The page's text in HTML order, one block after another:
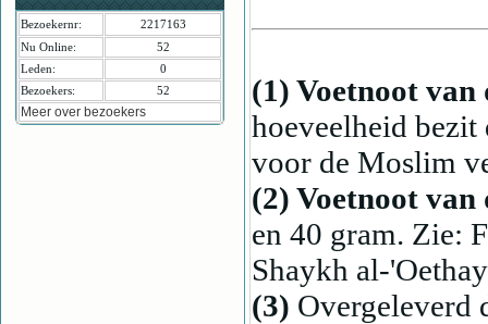
(1) Voetnoot
hoeveelheid
voor de Moslim
(2) Voetnoot
en 40 gram. Zie:
Shaykh al-
(3) Overgeleverd
Bezoekernr:
2217163
Nu Online:
52
Leden:
0
Bezoekers:
52
Meer over bezoekers